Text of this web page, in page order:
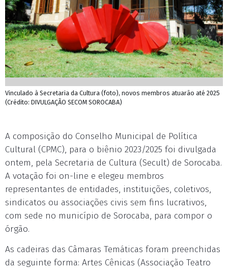
Vinculado à Secretaria da Cultura (foto), novos membros atuarão até 2025
(Crédito: DIVULGAÇÃO SECOM SOROCABA)
A composição do Conselho Municipal de Política
Cultural (CPMC), para o biênio 2023/2025 foi divulgada
ontem, pela Secretaria de Cultura (Secult) de Sorocaba.
A votação foi on-line e elegeu membros
representantes de entidades, instituições, coletivos,
sindicatos ou associações civis sem fins lucrativos,
com sede no município de Sorocaba, para compor o
órgão.
As cadeiras das Câmaras Temáticas foram preenchidas
da seguinte forma: Artes Cênicas (Associação Teatro